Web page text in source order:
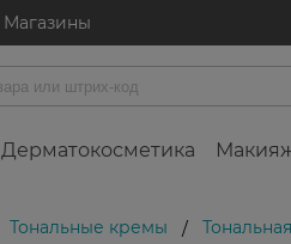
Магазины
Дерматокосметика
Тональные кремы /